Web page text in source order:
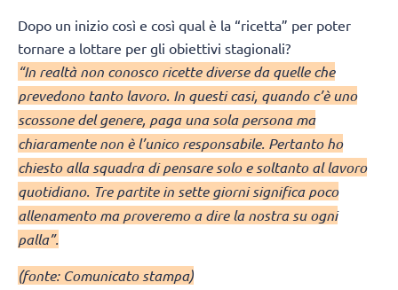
Dopo un inizio così e così qual è la “ricetta” per poter
tornare a lottare per gli obiettivi stagionali?
“In realtà non conosco ricette diverse da quelle che
prevedono tanto lavoro. In questi casi, quando c’è uno
scossone del genere, paga una sola persona ma
chiaramente non è l’unico responsabile. Pertanto ho
chiesto alla squadra di pensare solo e soltanto al lavoro
quotidiano. Tre partite in sette giorni significa poco
allenamento ma proveremo a dire la nostra su ogni
palla”.
(fonte: Comunicato stampa)